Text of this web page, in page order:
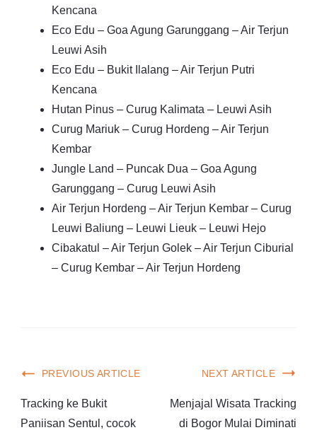
Kencana
Eco Edu – Goa Agung Garunggang – Air Terjun
Leuwi Asih
Eco Edu – Bukit Ilalang – Air Terjun Putri
Kencana
Hutan Pinus – Curug Kalimata – Leuwi Asih
Curug Mariuk – Curug Hordeng – Air Terjun
Kembar
Jungle Land – Puncak Dua – Goa Agung
Garunggang – Curug Leuwi Asih
Air Terjun Hordeng – Air Terjun Kembar – Curug
Leuwi Baliung – Leuwi Lieuk – Leuwi Hejo
Cibakatul – Air Terjun Golek – Air Terjun Ciburial
– Curug Kembar – Air Terjun Hordeng
PREVIOUS ARTICLE
Tracking ke Bukit
Paniisan Sentul, cocok
NEXT ARTICLE
Menjajal Wisata Tracking
di Bogor Mulai Diminati